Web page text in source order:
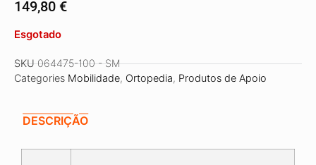
149,80 €
Esgotado
SKU064475-100 - SM
Categories Mobilidade, Ortopedia, Produtos de Apoio
DESCRIÇÃO